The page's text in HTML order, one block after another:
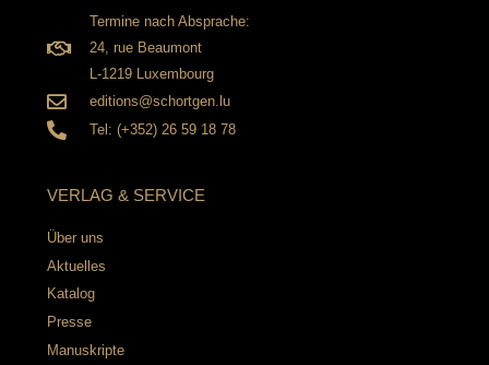
Termine nach Absprache:
24, rue Beaumont
L-1219 Luxembourg
editions@schortgen.lu
Tel: (+352) 26 59 18 78
VERLAG & SERVICE
Über uns
Aktuelles
Katalog
Presse
Manuskripte